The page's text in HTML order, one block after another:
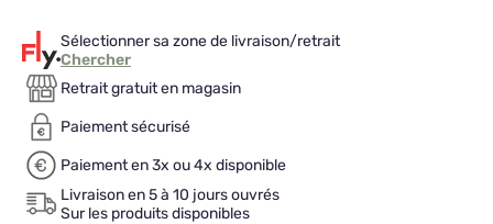
Sélectionner sa zone de livraison/retrait
Chercher
Retrait gratuit en magasin
Paiement sécurisé
Paiement en 3x ou 4x disponible
Livraison en 5 à 10 jours ouvrés
Sur les produits disponibles